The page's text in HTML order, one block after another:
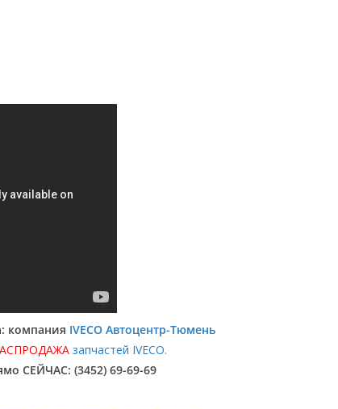
компания IVECO Автоцентр-Тюмень
запчастей IVECO.
СЕЙЧАС: (3452) 69-69-69